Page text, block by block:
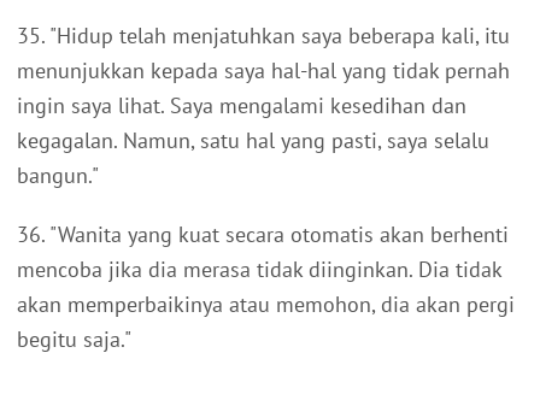
35. "Hidup telah menjatuhkan saya beberapa kali, itu
menunjukkan kepada saya hal-hal yang tidak pernah
ingin saya lihat. Saya mengalami kesedihan dan
kegagalan. Namun, satu hal yang pasti, saya selalu
bangun."
36. "Wanita yang kuat secara otomatis akan berhenti
mencoba jika dia merasa tidak diinginkan. Dia tidak
akan memperbaikinya atau memohon, dia akan pergi
begitu saja."